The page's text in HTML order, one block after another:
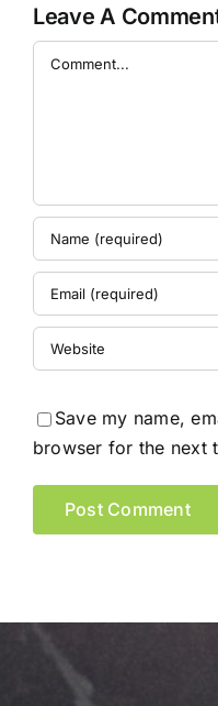
Leave A
Comment
Save my name,
browser for the next